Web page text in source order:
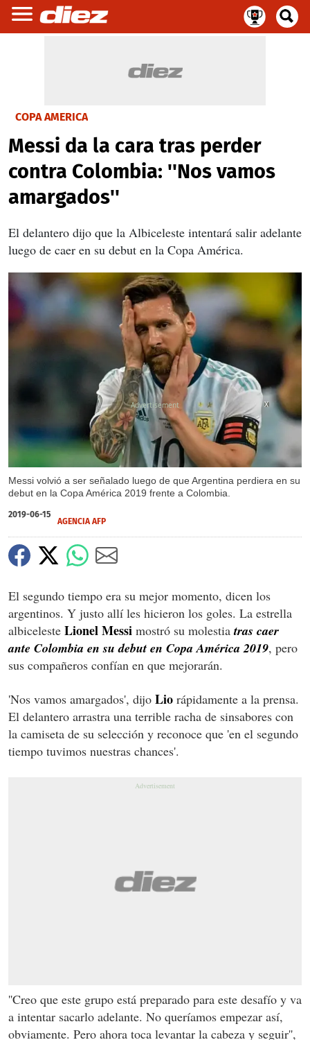
COPA AMERICA
Messi da la cara tras perder
contra Colombia: ''Nos vamos
amargados''
El delantero dijo que la Albiceleste intentará salir adelante
luego de caer en su debut en la Copa América.
Messi volvió a ser señalado luego de que Argentina perdiera en su
debut en la Copa América 2019 frente a Colombia.
X
2019-06-15
AGENCIA AFP
El segundo tiempo era su mejor momento, dicen los
argentinos. Y justo allí les hicieron los goles. La estrella
albiceleste Lionel Messi mostró su molestiatras caer
ante Colombia en su debut en Copa América 2019, pero
sus compañeros confían en que mejorarán.
'Nos vamos amargados', dijo Lio rápidamente a la prensa.
El delantero arrastra una terrible racha de sinsabores con
la camiseta de su selección y reconoce que 'en el segundo
tiempo tuvimos nuestras chances'.
''Creo que este grupo está preparado para este desafío y va
a intentar sacarlo adelante. No queríamos empezar así,
obviamente. Pero ahora toca levantar la cabeza y seguir'',